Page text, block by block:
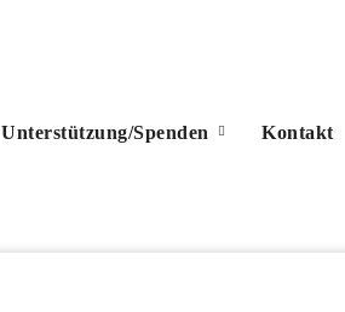
Unterstützung/Spenden Kontakt